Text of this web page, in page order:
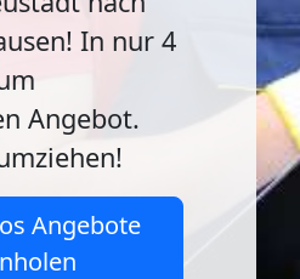
In nur 4
Angebot.
Angebote